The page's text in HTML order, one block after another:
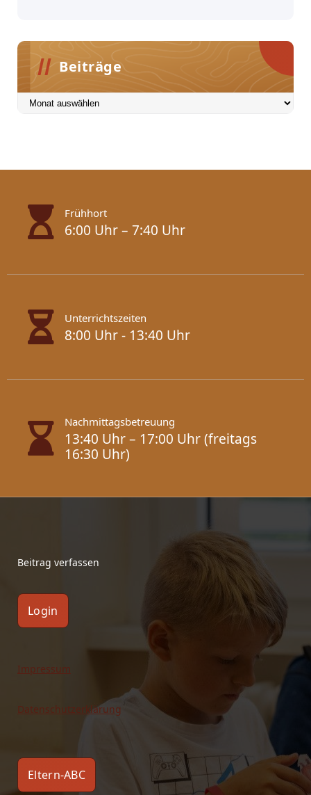
Beiträge
Beiträge
Frühhort
6:00 Uhr – 7:40 Uhr
Unterrichtszeiten
8:00 Uhr - 13:40 Uhr
Nachmittagsbetreuung
13:40 Uhr – 17:00 Uhr (freitags
16:30 Uhr)
Beitrag verfassen
Login
Impressum
Datenschutzerklärung
Eltern-ABC